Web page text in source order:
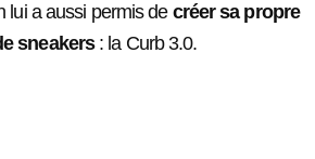
lui a aussi permis decréer sa propre
sneakers: la Curb 3.0.